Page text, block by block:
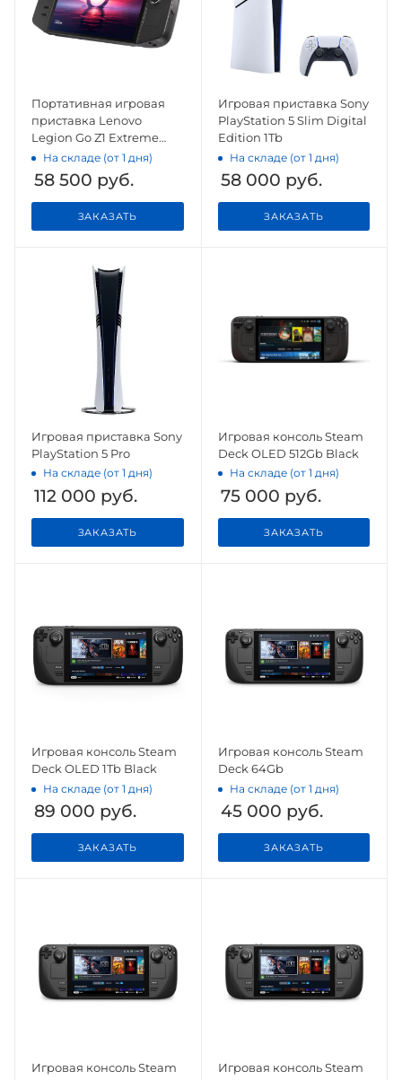
Портативная игровая
приставка Lenovo
Legion Go Z1 Extreme
512GB CN
На складе (от 1 дня)
58 500 руб.
ЗАКАЗАТЬ
Игровая приставка Sony
PlayStation 5 Slim Digital
Edition 1Tb
На складе (от 1 дня)
58 000 руб.
ЗАКАЗАТЬ
Игровая приставка Sony
PlayStation 5 Pro
На складе (от 1 дня)
112 000 руб.
ЗАКАЗАТЬ
Игровая консоль Steam
Deck OLED 512Gb Black
На складе (от 1 дня)
75 000 руб.
ЗАКАЗАТЬ
Игровая консоль Steam
Deck OLED 1Tb Black
На складе (от 1 дня)
89 000 руб.
ЗАКАЗАТЬ
Игровая консоль Steam
Deck 64Gb
На складе (от 1 дня)
45 000 руб.
ЗАКАЗАТЬ
Игровая консоль Steam
Игровая консоль Steam